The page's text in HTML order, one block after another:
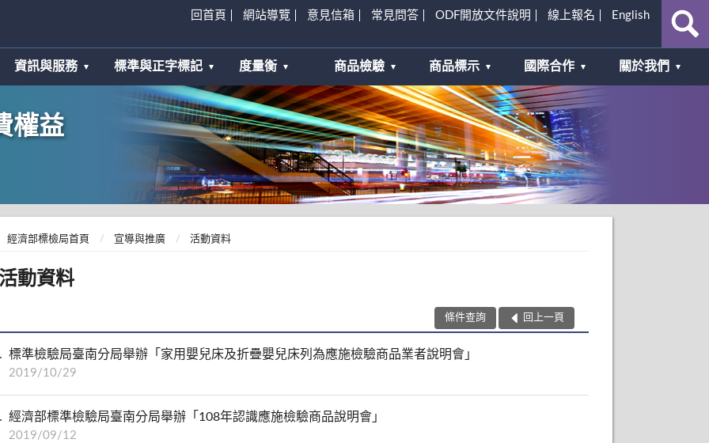
回首頁 網站導覽 意見信箱 常見問答 ODF開放文件說明 線上報名 English
資訊與服務 標準與正字標記 度量衡 商品檢驗 商品標示 國際合作 關於我們
權益
經濟部標檢局首頁 宣導與推廣 活動資料
活動資料
條件查詢 回上一頁
標準檢驗局臺南分局舉辦「家用嬰兒床及折疊嬰兒床列為應施檢驗商品業者說明會」
2019/10/29
經濟部標準檢驗局臺南分局舉辦「108年認識應施檢驗商品說明會」
2019/09/12